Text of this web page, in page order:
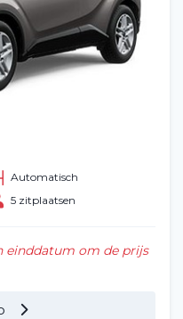
Automatisch
5 zitplaatsen
einddatum om de prijs